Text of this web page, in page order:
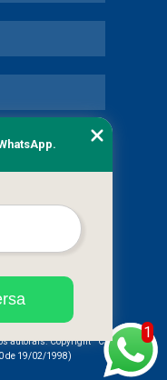
autorais. Copyright COMERCIAL
de 19/02/1998)
1